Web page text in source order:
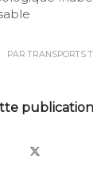
PARTRANSPORTS
publication